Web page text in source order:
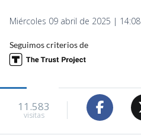
Miércoles 09 abril de 2025 | 14:08
Seguimos criterios de
11.583
visitas